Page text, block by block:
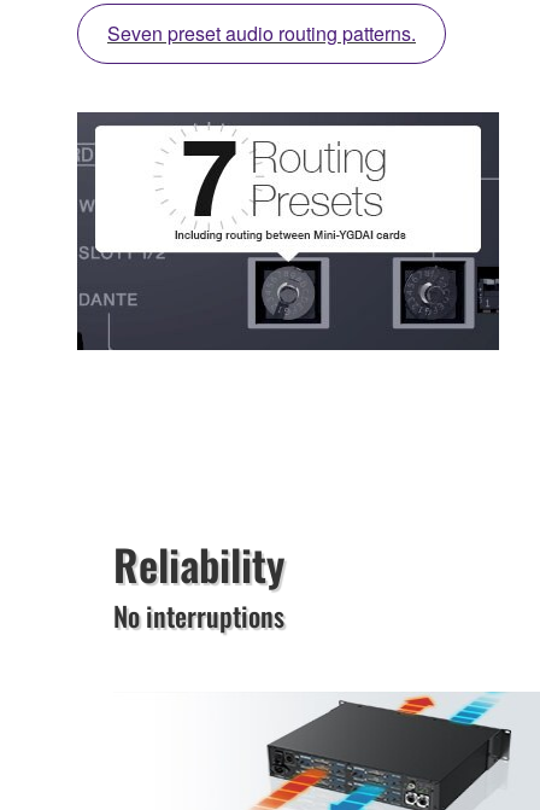
Seven preset audio routing patterns.
Reliability
No interruptions